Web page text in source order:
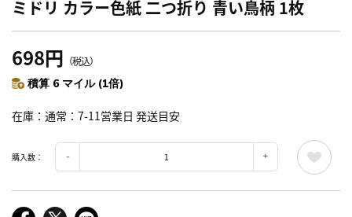
ミドリ カラー色紙 二つ折り 青い鳥柄 1枚
698円 （税込）
積算 6 マイル (1倍)
在庫 通常：7-11営業日 発送目安
購入数：